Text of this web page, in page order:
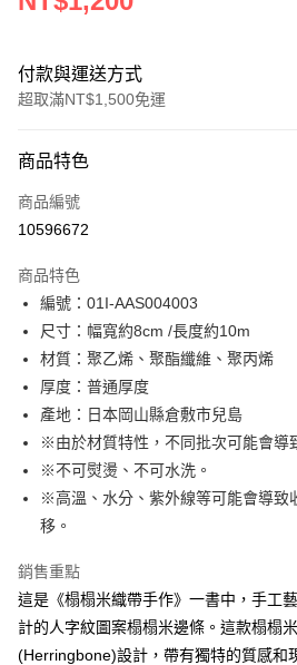
付款與運送方式
超取滿NT$1,500免運
信用卡一次付款
超商取貨付款
Apple Pay
街口支付
Google Pay
大哥付你分期
相關說明
【大哥付你分期使用說明】
1.本服務由台灣大哥大提供，台灣大哥大用
流程，驗證手機門號後，選擇欲分期的期數
3.實際核准額度、可分期數及費用金額請依後
4.訂單成立30分鐘內，如未前往確認交易或
法說明評估內容。
【繳款方式說明】
AFTEE先享後付
相關說明
AFTEE先享後付是「在收到商品之後才付款
便利好安心！
１．簡單：不需註冊會員、不需綁卡、不需儲
２．便利：只要手機號碼，簡訊認證，即可結
全家取貨付款
商品特色
商品編號
10596672
商品特色
編號：01I-AAS004003
尺寸：幅寬約8cm /長度約10m
材質：聚乙烯、聚酯纖維、聚丙烯
厚度：普通厚度
產地：日本岡山縣倉敷市兒島
※由於材質特性，不同批次可能會導
※不可熨燙、不可水洗。
※高溫、水分、紫外線等可能會導致
移。
銷售重點
這是《榻榻米織帶手作》一書中，手工
計的人字紋圖案榻榻米邊條。這款榻榻
(Herringbone)設計，帶有獨特的質感和